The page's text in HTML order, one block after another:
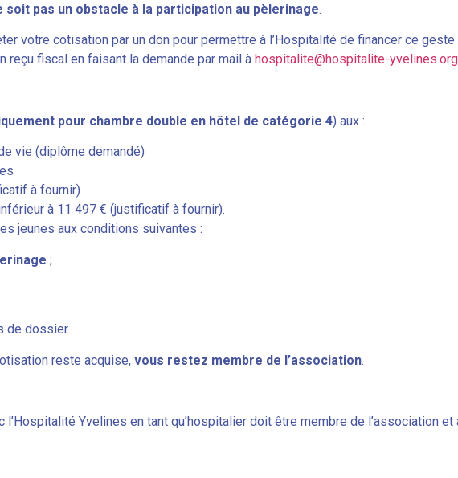
soit pas un obstacle à la participation au pèlerinage.
votre cotisation par un don pour permettre à l’Hospitalité de financer ce
reçu fiscal en faisant la demande par mail à hospitalite@hospitalite-
pour chambre double en hôtel de catégorie 4) aux :
vie (diplôme demandé)
à fournir)
à 11 497 € (justificatif à fournir).
jeunes aux conditions suivantes :
;
de dossier.
reste acquise, vous restez membre de l’association.
Yvelines en tant qu’hospitalier doit être membre de l’association